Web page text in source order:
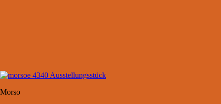
Morso